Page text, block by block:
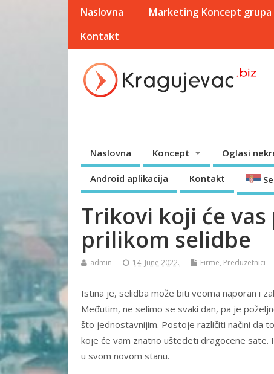
Naslovna Marketing Koncept grupa
Kontakt
Naslovna Koncept Oglasi
Android aplikacija Kontakt
Trikovi koji će
prilikom selidbe
admin 14. June 2022. Firme, Preduzetnici
Istina je, selidba može biti veoma naporan i
Međutim, ne selimo se svaki dan, pa je
što jednostavnijim. Postoje različiti načini da
koje će vam znatno uštedeti dragocene sate.
u svom novom stanu.